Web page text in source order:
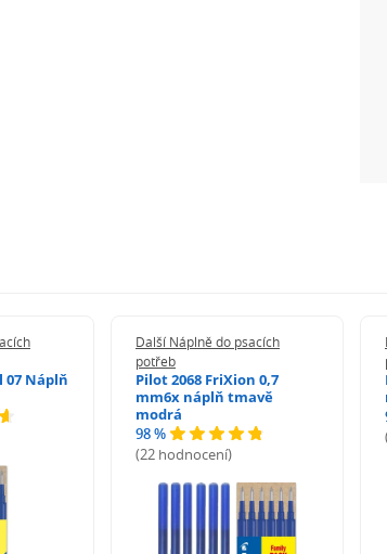
07 Náplň
Další Náplně do psacích
potřeb
Pilot 2068 FriXion 0,7
mm6x náplň tmavě
modrá
98 %
(22 hodnocení)